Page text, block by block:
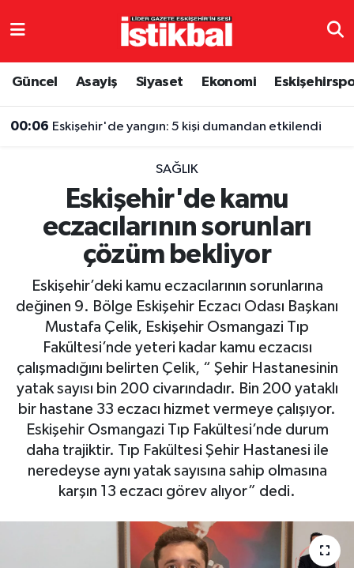
Güncel Asayiş Siyaset Ekonomi
00:06 Eskişehir'de yangın: 5 kişi dumandan etkilendi
SAĞLIK
Eskişehir'de kamu
eczacılarının sorunları
çözüm bekliyor
Eskişehir’deki kamu eczacılarının sorunlarına
değinen 9. Bölge Eskişehir Eczacı Odası Başkanı
Mustafa Çelik, Eskişehir Osmangazi Tıp
Fakültesi’nde yeteri kadar kamu eczacısı
çalışmadığını belirten Çelik, “ Şehir Hastanesinin
yatak sayısı bin 200 civarındadır. Bin 200 yataklı
bir hastane 33 eczacı hizmet vermeye çalışıyor.
Eskişehir Osmangazi Tıp Fakültesi’nde durum
daha trajiktir. Tıp Fakültesi Şehir Hastanesi ile
neredeyse aynı yatak sayısına sahip olmasına
karşın 13 eczacı görev alıyor” dedi.
Eskişehirspor
Spor
Eğitim
Ekonomi
Sağlık
Yaşam
Resmi ilanlar
Eskişehir Nöbetçi Eczaneler
TFF 3.Lig 4.Grup Puan Durumu ve Fikstür
Tüm Manşetler
Son Dakika Haberleri
Haber Arşivi